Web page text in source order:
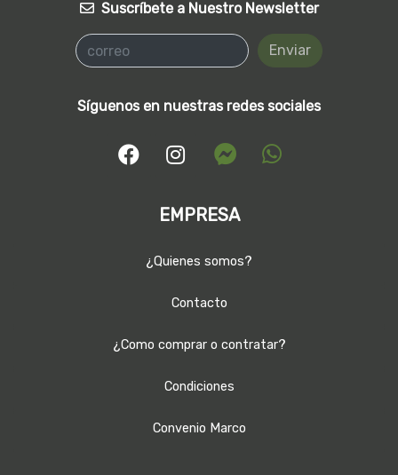
Suscríbete a Nuestro Newsletter
Enviar
Síguenos en nuestras redes sociales
EMPRESA
¿Quienes somos?
Contacto
¿Como comprar o contratar?
Condiciones
Convenio Marco